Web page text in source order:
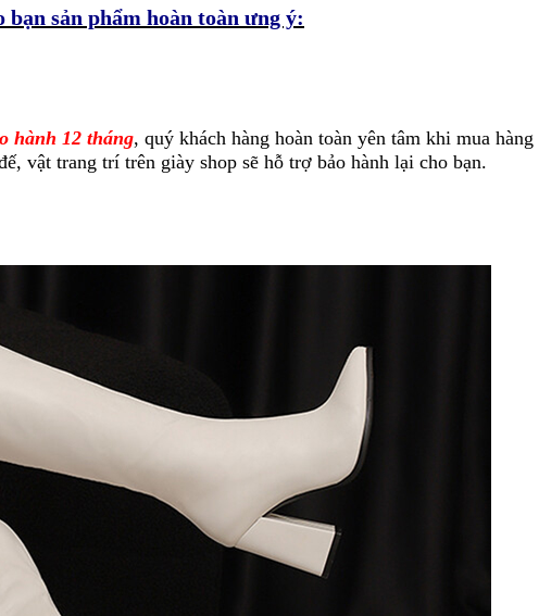
bạn sản phẩm hoàn toàn ưng ý:
hành 12 tháng, quý khách hàng hoàn toàn yên tâm khi mua hàng
vật trang trí trên giày shop sẽ hỗ trợ bảo hành lại cho bạn.